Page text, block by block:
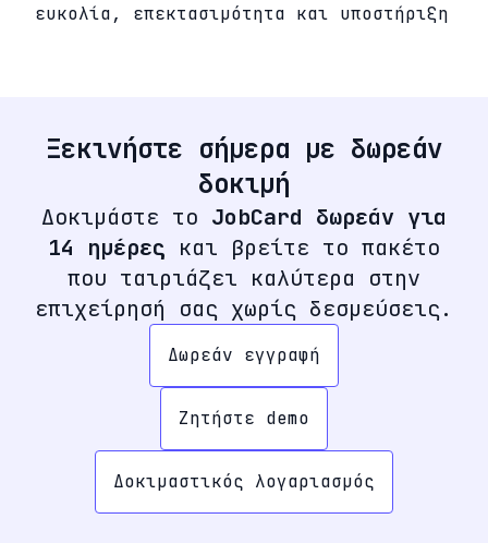
ευκολία, επεκτασιμότητα και υποστήριξη
Ξεκινήστε σήμερα με δωρεάν
δοκιμή
Δοκιμάστε το JobCard δωρεάν για
14 ημέρες και βρείτε το πακέτο
που ταιριάζει καλύτερα στην
επιχείρησή σας χωρίς δεσμεύσεις.
Δωρεάν εγγραφή
Ζητήστε demo
Δοκιμαστικός λογαριασμός